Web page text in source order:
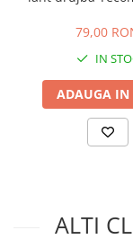
79,00
IN
ADAUGA IN
ALTI